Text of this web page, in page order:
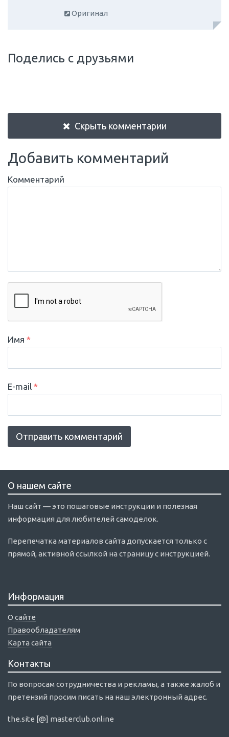
Оригинал
Поделись с друзьями
Скрыть комментарии
Добавить комментарий
Комментарий
Имя *
E-mail *
О нашем сайте
Наш сайт — это пошаговые инструкции и полезная
информация для любителей самоделок.
Перепечатка материалов сайта допускается только с
прямой, активной ссылкой на страницу с инструкцией.
Информация
О сайте
Правообладателям
Карта сайта
Контакты
По вопросам сотрудничества и рекламы, а также жалоб и
претензий просим писать на наш электронный адрес.
the.site [@] masterclub.online